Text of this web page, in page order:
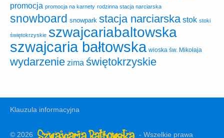
promocja promocja na karnety rodzinna stacja narciarska
snowboard snowpark stacja narciarska stok stoki
świętokrzyskie szwajcariabaltowska
szwajcaria bałtowska wioska św. Mikołaja
wydarzenie zima świętokrzyskie
Klauzula informacyjna
© 2026 - Wszelkie prawa